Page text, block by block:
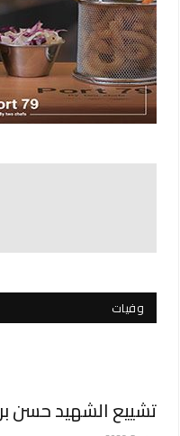
وفيات
تشييع الشهيد حسن